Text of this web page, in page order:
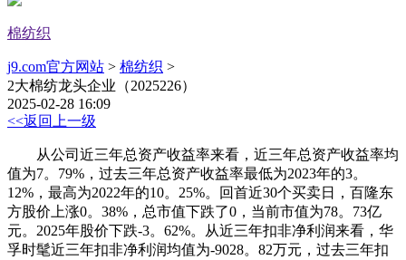
棉纺织
j9.com官方网站 > 棉纺织 >
2大棉纺龙头企业（2025226）
2025-02-28 16:09
<<返回上一级
从公司近三年总资产收益率来看，近三年总资产收益率均
值为7。79%，过去三年总资产收益率最低为2023年的3。
12%，最高为2022年的10。25%。回首近30个买卖日，百隆东
方股价上涨0。38%，总市值下跌了0，当前市值为78。73亿
元。2025年股价下跌-3。62%。从近三年扣非净利润来看，华
孚时髦近三年扣非净利润均值为-9028。82万元，过去三年扣